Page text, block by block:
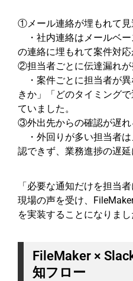
①メール連絡が埋もれて見
・社内連絡はメールベ
の連絡に埋もれて案件対応
②担当者ごとに伝達漏れが
・案件ごとに担当者が
きか」「どのタイミング
ていました。
③外出先からの確認が遅れ
・外回りが多い担当者
認できず、業務進捗の遅延
「必要な通知だけを担当
現場の声を受け、
を実装することになりまし
FileMaker ×
知フロー